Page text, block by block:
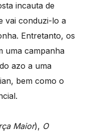
incauta de
vai conduzi-lo a
Entretanto, os
uma campanha
azo a uma
bem como o
Maior), O